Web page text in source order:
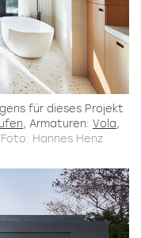
für dieses Projekt
, Armaturen: Vola,
Foto: Hannes Henz